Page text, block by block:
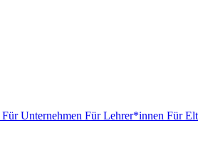
Für Unternehmen Für Lehrer*innen Für